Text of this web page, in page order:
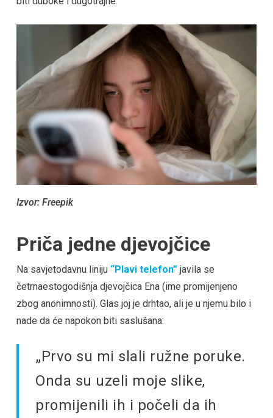
Izvor: Freepik
Priča jedne djevojčice
Na savjetodavnu liniju “Plavi telefon”javila se
četrnaestogodišnja djevojčica Ena (ime promijenjeno
zbog anonimnosti). Glas joj je drhtao, ali je u njemu bilo i
nade da će napokon biti saslušana:
„Prvo su mi slali ružne poruke.
Onda su uzeli moje slike,
promijenili ih i počeli da ih